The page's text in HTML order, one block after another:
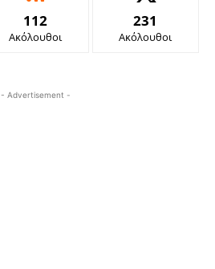
112
Ακόλουθοι
231
Ακόλουθοι
- Advertisement -